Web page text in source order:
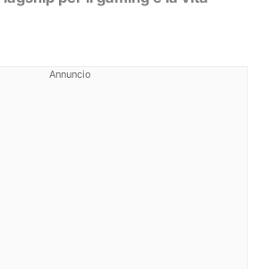
Annuncio